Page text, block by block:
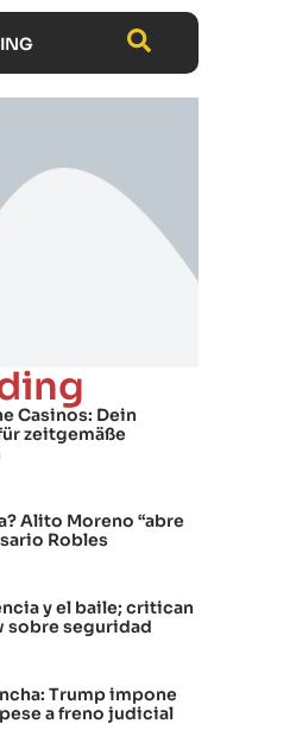
Casinos: Dein
zeitgemäße
Alito Moreno “abre
Robles
y el baile; critican
sobre seguridad
Trump impone
a freno judicial